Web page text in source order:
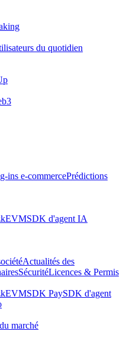
du quotidien
ins e-commercePrédictions
SDK d'agent IA
Actualités des
SécuritéLicences & Permis
SDK PaySDK d'agent
marché